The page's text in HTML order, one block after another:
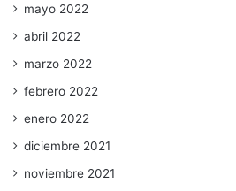
mayo 2022
abril 2022
marzo 2022
febrero 2022
enero 2022
diciembre 2021
noviembre 2021